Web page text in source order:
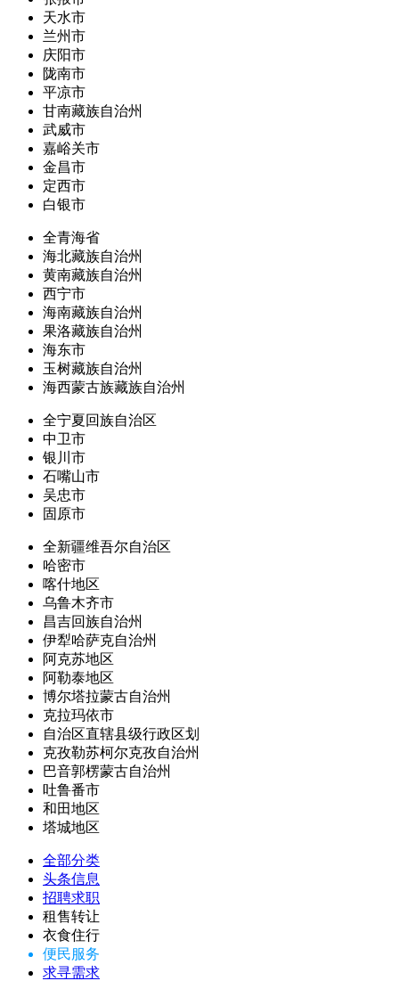
天水市
兰州市
庆阳市
陇南市
平凉市
甘南藏族自治州
武威市
嘉峪关市
金昌市
定西市
白银市
全青海省
海北藏族自治州
黄南藏族自治州
西宁市
海南藏族自治州
果洛藏族自治州
海东市
玉树藏族自治州
海西蒙古族藏族自治州
全宁夏回族自治区
中卫市
银川市
石嘴山市
吴忠市
固原市
全新疆维吾尔自治区
哈密市
喀什地区
乌鲁木齐市
昌吉回族自治州
伊犁哈萨克自治州
阿克苏地区
阿勒泰地区
博尔塔拉蒙古自治州
克拉玛依市
自治区直辖县级行政区划
克孜勒苏柯尔克孜自治州
巴音郭楞蒙古自治州
吐鲁番市
和田地区
塔城地区
全部分类
头条信息
招聘求职
租售转让
衣食住行
便民服务
求寻需求